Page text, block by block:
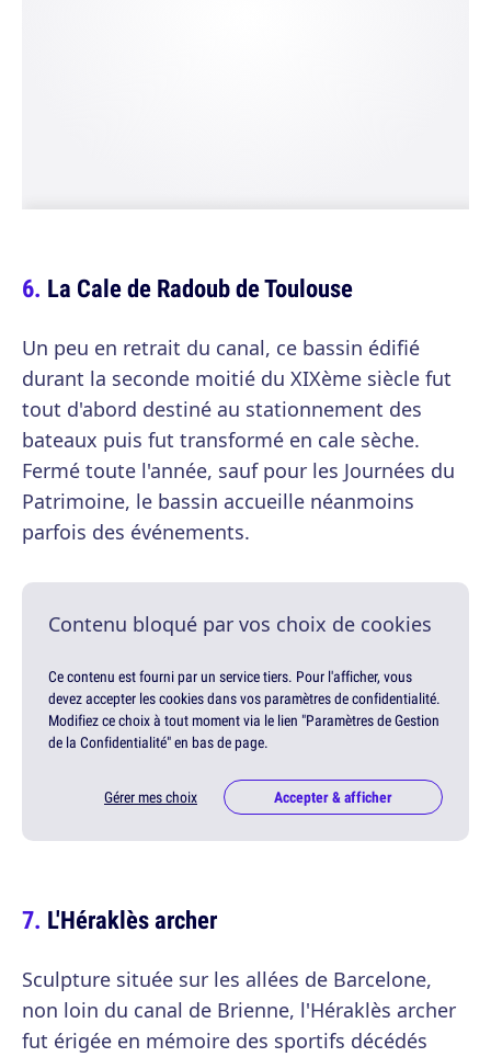
La Cale de Radoub de Toulouse
Un peu en retrait du canal, ce bassin édifié
durant la seconde moitié du XIXème siècle fut
tout d'abord destiné au stationnement des
bateaux puis fut transformé en cale sèche.
Fermé toute l'année, sauf pour les Journées du
Patrimoine, le bassin accueille néanmoins
parfois des événements.
Contenu bloqué par vos choix de cookies
Ce contenu est fourni par un service tiers. Pour l'afficher, vous
devez accepter les cookies dans vos paramètres de confidentialité.
Modifiez ce choix à tout moment via le lien "Paramètres de Gestion
de la Confidentialité" en bas de page.
Gérer mes choix Accepter & afficher
L'Héraklès archer
Sculpture située sur les allées de Barcelone,
non loin du canal de Brienne, l'Héraklès archer
fut érigée en mémoire des sportifs décédés